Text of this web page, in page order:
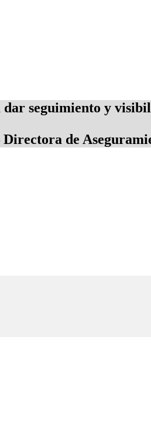
seguimiento y
de